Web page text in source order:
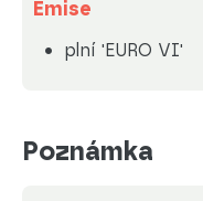
Emise
plní 'EURO VI'
Poznámka